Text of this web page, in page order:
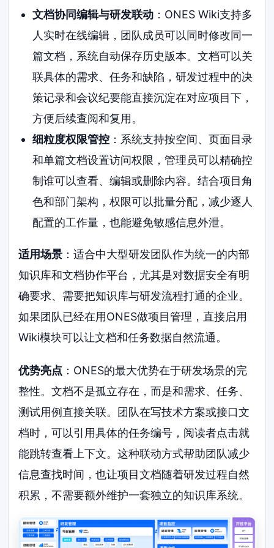
文档协同编辑与研发联动：ONES Wiki支持多
人实时在线编辑，团队成员可以同时修改同一
篇文档，系统自动保存历史版本。文档可以关
联具体的需求、任务和缺陷，研发过程中的决
策记录和会议纪要能直接沉淀在对应项目下，
方便后续查阅和复用。
细粒度权限管控：系统支持按空间、页面目录
和单篇文档设置访问权限，管理员可以精确控
制谁可以查看、编辑或删除内容。结合项目角
色和部门架构，权限可以批量分配，减少逐人
配置的工作量，也能避免敏感信息外泄。
适用场景 ：适合中大型研发团队作为统一的内部
知识库和文档协作平台，尤其是对数据安全有明
确要求、需要把知识库与研发流程打通的企业。
如果团队已经在用ONES做项目管理，直接启用
Wiki模块可以让文档和任务数据自然流通。
优势亮点 ：ONES的最大优势在于研发场景的完
整性。文档不是孤立存在，而是和需求、任务、
测试用例直接关联。团队在写技术方案或接口文
档时，可以引用具体的任务编号，阅读者点击就
能跳转查看上下文。这种联动方式帮助团队减少
信息查找时间，也让项目文档随着研发过程自然
积累，不需要额外维护一套独立的知识库系统。